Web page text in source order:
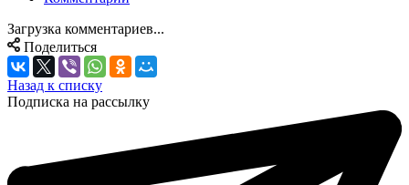
Загрузка комментариев...
Поделиться
Назад к списку
Подписка на рассылку